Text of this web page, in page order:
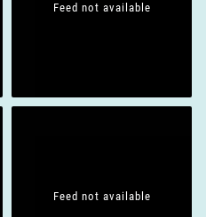
Feed not available
Feed not available